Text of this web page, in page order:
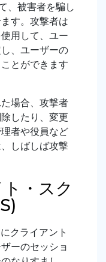
、被害者を騙し
す。攻撃者は
用して、ユー
、ユーザーの
とができます
場合、攻撃者
したり、変更
者や役員など
しばしば攻撃
・スク
クライアント
ーのセッショ